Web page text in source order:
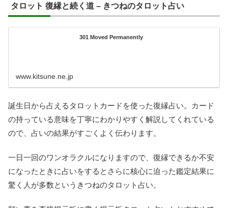
タロット 復縁と続く道 – きつねのタロット占い
301 Moved Permanently
www.kitsune.ne.jp
誕生日から占えるタロットカードを使った復縁占い。カード
の持っている意味を丁寧にわかりやすく解説してくれている
ので、占いの結果がすごくよく伝わります。
一日一回のワンオラクルになりますので、復縁できるか不安
になったときに占いをするとさらに核心に迫った鑑定結果に
驚く人が多数というきつねのタロット占い。